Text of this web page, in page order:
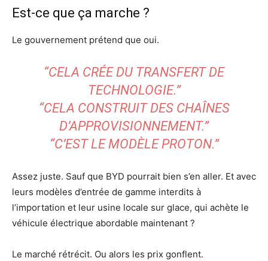
Est-ce que ça marche ?
Le gouvernement prétend que oui.
“CELA CRÉE DU TRANSFERT DE
TECHNOLOGIE.”
“CELA CONSTRUIT DES CHAÎNES
D’APPROVISIONNEMENT.”
“C’EST LE MODÈLE PROTON.”
Assez juste. Sauf que BYD pourrait bien s’en aller. Et avec
leurs modèles d’entrée de gamme interdits à
l’importation et leur usine locale sur glace, qui achète le
véhicule électrique abordable maintenant ?
Le marché rétrécit. Ou alors les prix gonflent.